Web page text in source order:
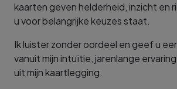
kaarten geven helderheid, inzicht en
u voor belangrijke keuzes staat.
Ik luister zonder oordeel en geef u
vanuit mijn intuïtie, jarenlange
uit mijn kaartlegging.